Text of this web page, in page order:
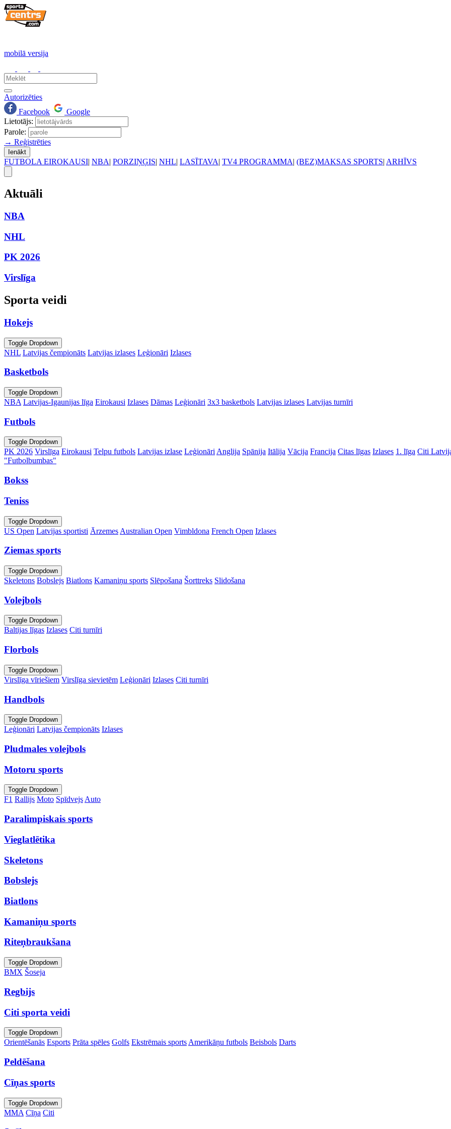
mobilā versija
Autorizēties
Facebook
Google
Lietotājs:
Parole:
→ Reģistrēties
Ienākt
FUTBOLA EIROKAUSI| NBA| PORZIŅĢIS| NHL| LASĪTAVA| TV4 PROGRAMMA| (BEZ)MAKSAS SPORTS| ARHĪVS
Aktuāli
NBA
NHL
PK 2026
Virslīga
Sporta veidi
Hokejs
Toggle Dropdown
NHL Latvijas čempionāts Latvijas izlases Leģionāri Izlases
Basketbols
Toggle Dropdown
NBA Latvijas-Igaunijas līga Eirokausi Izlases Dāmas Leģionāri 3x3 basketbols Latvijas izlases Latvijas turnīri
Futbols
Toggle Dropdown
PK 2026 Virslīga Eirokausi Telpu futbols Latvijas izlase Leģionāri Anglija Spānija Itālija Vācija Francija Citas līgas Izlases 1. līga Citi
"Futbolbumbas"
Bokss
Teniss
Toggle Dropdown
US Open Latvijas sportisti Ārzemes Australian Open Vimbldona French Open Izlases
Ziemas sports
Toggle Dropdown
Skeletons Bobslejs Biatlons Kamaniņu sports Slēpošana Šorttreks Slidošana
Volejbols
Toggle Dropdown
Baltijas līgas Izlases Citi turnīri
Florbols
Toggle Dropdown
Virslīga vīriešiem Virslīga sievietēm Leģionāri Izlases Citi turnīri
Handbols
Toggle Dropdown
Leģionāri Latvijas čempionāts Izlases
Pludmales volejbols
Motoru sports
Toggle Dropdown
F1 Rallijs Moto SpīdvejsAuto
Paralimpiskais sports
Vieglatlētika
Skeletons
Bobslejs
Biatlons
Kamaniņu sports
Riteņbraukšana
Toggle Dropdown
BMX Šoseja
Regbijs
Citi sporta veidi
Toggle Dropdown
Orientēšanās Esports Prāta spēles Golfs Ekstrēmais sports Amerikāņu futbols Beisbols Darts
Peldēšana
Cīņas sports
Toggle Dropdown
MMA Cīņa Citi